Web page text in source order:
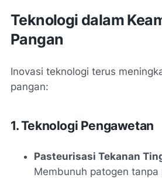
Teknologi dalam
Pangan
Inovasi teknologi terus
pangan:
1. Teknologi Pengawetan
Pasteurisasi Tekanan
Membunuh patogen tanpa